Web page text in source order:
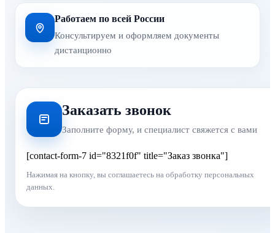
Работаем по всей России
Консультируем и оформляем документы
дистанционно
Заказать звонок
Заполните форму, и специалист свяжется с вами
[contact-form-7 id="8321f0f" title="Заказ звонка"]
Нажимая на кнопку, вы соглашаетесь на обработку персональных
данных.